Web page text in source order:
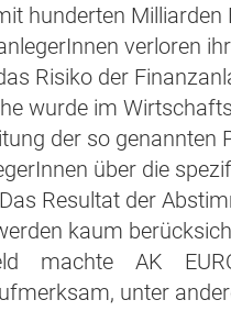
hunderten
verloren
Risiko der
wurde im
der so
über die
Resultat der
kaum
machte AK
unter